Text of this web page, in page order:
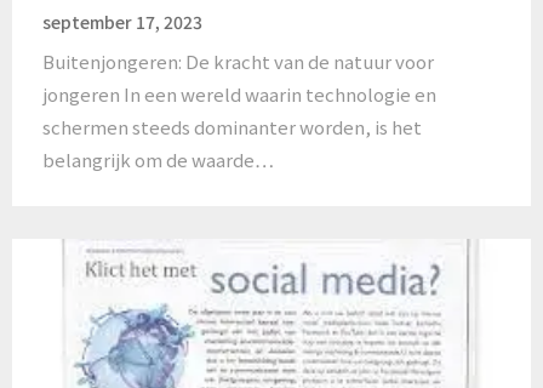
september 17, 2023
Buitenjongeren: De kracht van de natuur voor
jongeren In een wereld waarin technologie en
schermen steeds dominanter worden, is het
belangrijk om de waarde…